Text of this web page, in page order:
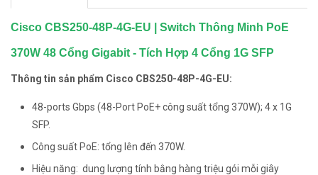
Cisco CBS250-48P-4G-EU | Switch Thông Minh PoE
370W 48 Cổng Gigabit - Tích Hợp 4 Cổng 1G SFP
Thông tin sản phẩm Cisco CBS250-48P-4G-EU:
48-ports Gbps (48-Port PoE+ công suất tổng 370W); 4 x 1G
SFP.
Công suất PoE: tổng lên đến 370W.
Hiệu năng: dung lượng tính bằng hàng triệu gói mỗi giây